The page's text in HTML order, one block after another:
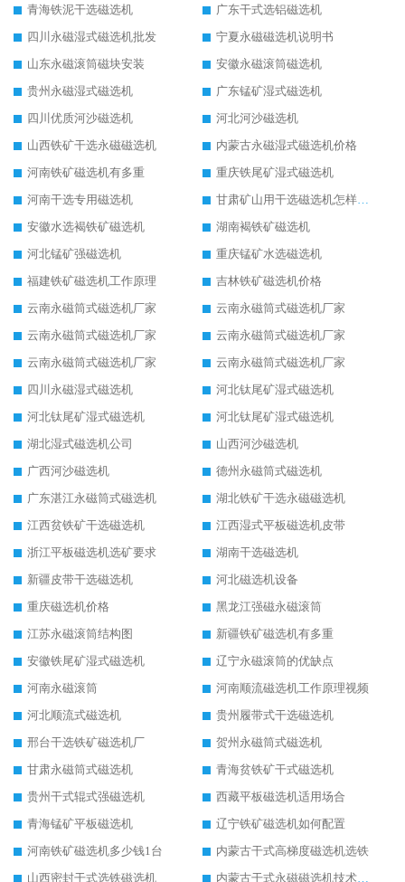
青海铁泥干选磁选机
广东干式选铝磁选机
四川永磁湿式磁选机批发
宁夏永磁磁选机说明书
山东永磁滚筒磁块安装
安徽永磁滚筒磁选机
贵州永磁湿式磁选机
广东锰矿湿式磁选机
四川优质河沙磁选机
河北河沙磁选机
山西铁矿干选永磁磁选机
内蒙古永磁湿式磁选机价格
河南铁矿磁选机有多重
重庆铁尾矿湿式磁选机
河南干选专用磁选机
甘肃矿山用干选磁选机怎样调磁
安徽水选褐铁矿磁选机
湖南褐铁矿磁选机
河北锰矿强磁选机
重庆锰矿水选磁选机
福建铁矿磁选机工作原理
吉林铁矿磁选机价格
云南永磁筒式磁选机厂家
云南永磁筒式磁选机厂家
云南永磁筒式磁选机厂家
云南永磁筒式磁选机厂家
云南永磁筒式磁选机厂家
云南永磁筒式磁选机厂家
四川永磁湿式磁选机
河北钛尾矿湿式磁选机
河北钛尾矿湿式磁选机
河北钛尾矿湿式磁选机
湖北湿式磁选机公司
山西河沙磁选机
广西河沙磁选机
德州永磁筒式磁选机
广东湛江永磁筒式磁选机
湖北铁矿干选永磁磁选机
江西贫铁矿干选磁选机
江西湿式平板磁选机皮带
浙江平板磁选机选矿要求
湖南干选磁选机
新疆皮带干选磁选机
河北磁选机设备
重庆磁选机价格
黑龙江强磁永磁滚筒
江苏永磁滚筒结构图
新疆铁矿磁选机有多重
安徽铁尾矿湿式磁选机
辽宁永磁滚筒的优缺点
河南永磁滚筒
河南顺流磁选机工作原理视频
河北顺流式磁选机
贵州履带式干选磁选机
邢台干选铁矿磁选机厂
贺州永磁筒式磁选机
甘肃永磁筒式磁选机
青海贫铁矿干式磁选机
贵州干式辊式强磁选机
西藏平板磁选机适用场合
青海锰矿平板磁选机
辽宁铁矿磁选机如何配置
河南铁矿磁选机多少钱1台
内蒙古干式高梯度磁选机选铁
山西密封干式选铁磁选机
内蒙古干式永磁磁选机技术要求